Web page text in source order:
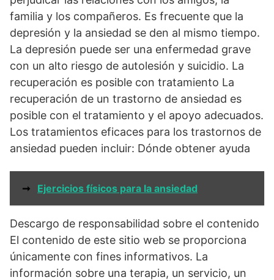
familia y los compañeros. Es frecuente que la
depresión y la ansiedad se den al mismo tiempo.
La depresión puede ser una enfermedad grave
con un alto riesgo de autolesión y suicidio. La
recuperación es posible con tratamiento La
recuperación de un trastorno de ansiedad es
posible con el tratamiento y el apoyo adecuados.
Los tratamientos eficaces para los trastornos de
ansiedad pueden incluir: Dónde obtener ayuda
➞ Ejercicios físicos para la ansiedad
Descargo de responsabilidad sobre el contenido
El contenido de este sitio web se proporciona
únicamente con fines informativos. La
información sobre una terapia, un servicio, un